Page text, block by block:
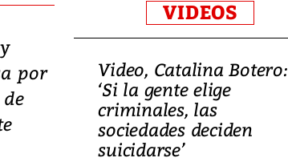
por
VIDEOS
Video, Catalina Botero:
‘Si la gente elige
criminales, las
sociedades deciden
suicidarse’